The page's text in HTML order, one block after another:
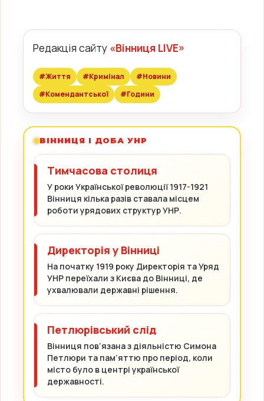
Редакція сайту «Вінниця LIVE»
#Життя #Кримінал
#Новини
#Комендантської
#Години
ВІННИЦЯ І ДОБА УНР
Тимчасова столиця
У роки Української революції 1917-1921
Вінниця кілька разів ставала місцем
роботи урядових структур УНР.
Директорія у Вінниці
На початку 1919 року Директорія та Уряд
УНР переїхали з Києва до Вінниці, де
ухвалювали державні рішення.
Петлюрівський слід
Вінниця пов’язана з діяльністю Симона
Петлюри та пам’яттю про період, коли
місто було в центрі української
державності.